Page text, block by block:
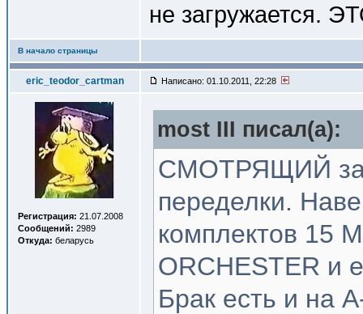
не загружается.
В начало страницы
eric_teodor_cartman Написано: 01.10.2011, 22:28
Регистрация: 21.07.2008
Сообщений: 2989
Откуда: беларусь
most III писал(a):
СМОТРЯЩИЙ
переделки.
комплектов 15
ORCHESTER и
Брак есть и на